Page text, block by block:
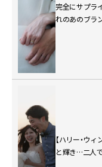
完全にサプラ
れのあのブラ
【ハリー・ウ
と輝き…二人